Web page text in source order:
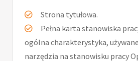
Strona tytułowa.
Pełna karta stanowiska
ogólna charakterystyka,
narzędzia na stanowisku pracy